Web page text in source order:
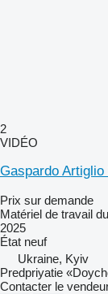
2
VIDÉO
Gaspardo
Prix sur demande
Matériel de travail
2025
État neuf
Ukraine, Kyiv
Predpriyatie
Contacter le